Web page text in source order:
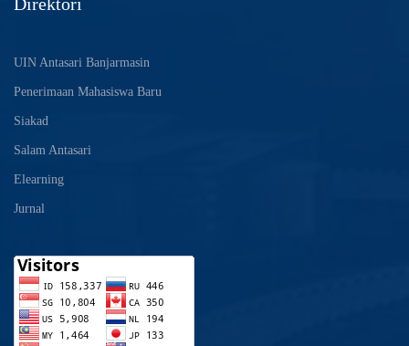
UIN Antasari Banjarmasin
Penerimaan Mahasiswa Baru
Siakad
Salam Antasari
Elearning
Jurnal